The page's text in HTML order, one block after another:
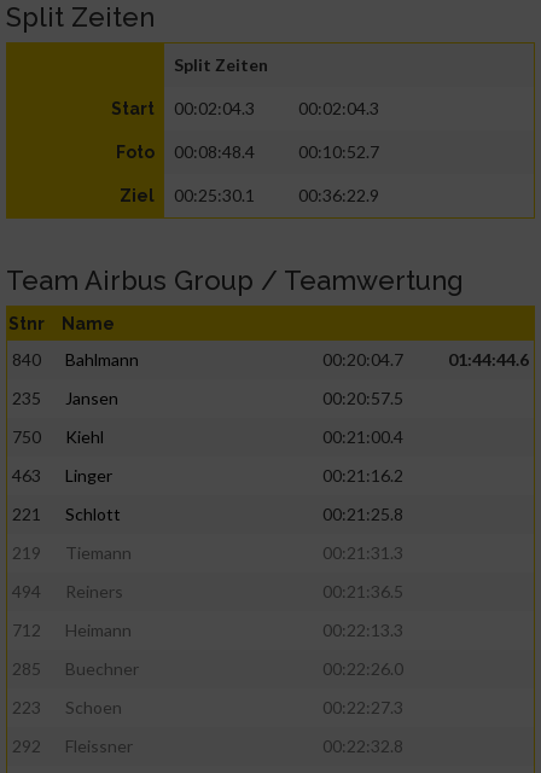
Split Zeiten
Split Zeiten
Start 00:02:04.3 00:02:04.3
Foto 00:08:48.4 00:10:52.7
Ziel 00:25:30.1 00:36:22.9
Team Airbus Group / Teamwertung
Stnr Name
840 Bahlmann 00:20:04.7
01:44:44.6
235
Jansen
00:20:57.5
750
Kiehl
00:21:00.4
463
Linger
00:21:16.2
221
Schlott
00:21:25.8
219
Tiemann
00:21:31.3
494
Reiners
00:21:36.5
712
Heimann
00:22:13.3
285
Buechner
00:22:26.0
223
Schoen
00:22:27.3
292
Fleissner
00:22:32.8